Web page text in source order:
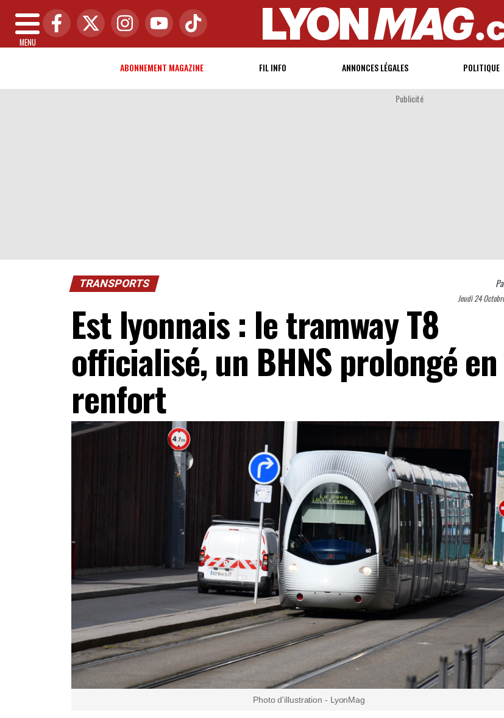
MENU
ABONNEMENT MAGAZINE FIL INFO ANNONCES LÉGALES POLITIQUE
Publicité
TRANSPORTS
Jeudi 24
Est lyonnais : le tramway T8
officialisé, un BHNS prolongé en
renfort
Photo d'illustration - LyonMag